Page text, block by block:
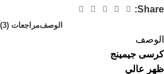
Share:
الوصفمراجعات (3)
الوصف
كرسى جيمينج
ظهر عالي